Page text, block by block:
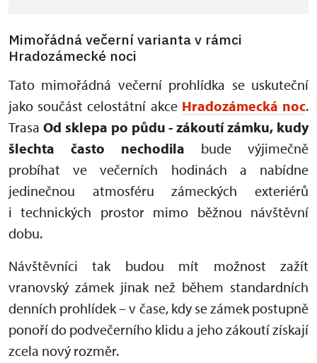
Mimořádná večerní varianta v rámci
Hradozámecké noci
Tato mimořádná večerní prohlídka se uskuteční
jako součást celostátní akce Hradozámecká noc.
Trasa Od sklepa po půdu - zákoutí zámku, kudy
šlechta často nechodila bude výjimečně
probíhat ve večerních hodinách a nabídne
jedinečnou atmosféru zámeckých exteriérů
i technických prostor mimo běžnou návštěvní
dobu.
Návštěvníci tak budou mít možnost zažít
vranovský zámek jinak než během standardních
denních prohlídek – v čase, kdy se zámek postupně
ponoří do podvečerního klidu a jeho zákoutí získají
zcela nový rozměr.